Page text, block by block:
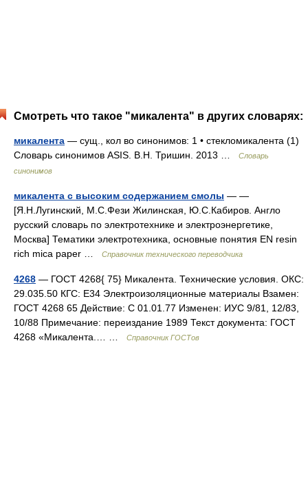
Смотреть что такое "микалента" в других словарях:
микалента — сущ., кол во синонимов: 1 • стекломикалента (1)
Словарь синонимов ASIS. В.Н. Тришин. 2013 …
Словарь
синонимов
микалента с высоким содержанием смолы — —
[Я.Н.Лугинский, М.С.Фези Жилинская, Ю.С.Кабиров. Англо
русский словарь по электротехнике и электроэнергетике,
Москва] Тематики электротехника, основные понятия EN resin
rich mica paper …
Справочник технического переводчика
4268 — ГОСТ 4268{ 75} Микалента. Технические условия. ОКС:
29.035.50 КГС: Е34 Электроизоляционные материалы Взамен:
ГОСТ 4268 65 Действие: С 01.01.77 Изменен: ИУС 9/81, 12/83,
10/88 Примечание: переиздание 1989 Текст документа: ГОСТ
4268 «Микалента.… …
Справочник ГОСТов